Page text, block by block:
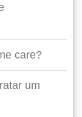
care?
um